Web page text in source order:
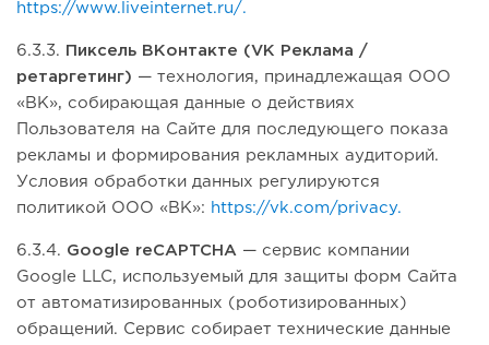
https://www.liveinternet.ru/.
6.3.3.
Пиксель ВКонтакте (VK Реклама /
ретаргетинг) — технология, принадлежащая ООО
«ВК», собирающая данные о действиях
Пользователя на Сайте для последующего показа
рекламы и формирования рекламных аудиторий.
Условия обработки данных регулируются
политикой ООО «ВК»:
https://vk.com/privacy.
6.3.4. Google reCAPTCHA — сервис компании
Google LLC, используемый для защиты форм Сайта
от автоматизированных (роботизированных)
обращений. Сервис собирает технические данные